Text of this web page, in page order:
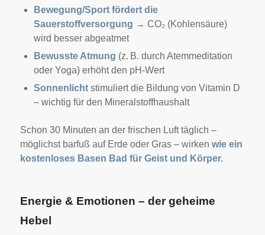
Bewegung/Sport fördert die
Sauerstoffversorgung → CO₂ (Kohlensäure)
wird besser abgeatmet
Bewusste Atmung (z. B. durch Atemmeditation
oder Yoga) erhöht den pH-Wert
Sonnenlichtstimuliert die Bildung von Vitamin D
– wichtig für den Mineralstoffhaushalt
Schon 30 Minuten an der frischen Luft täglich –
möglichst barfuß auf Erde oder Gras – wirken wie ein
kostenloses Basen Bad für Geist und Körper.
Energie & Emotionen – der geheime
Hebel